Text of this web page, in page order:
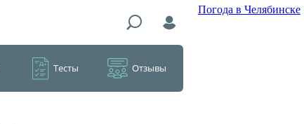
Погода в Челябинске
Тесты Отзывы